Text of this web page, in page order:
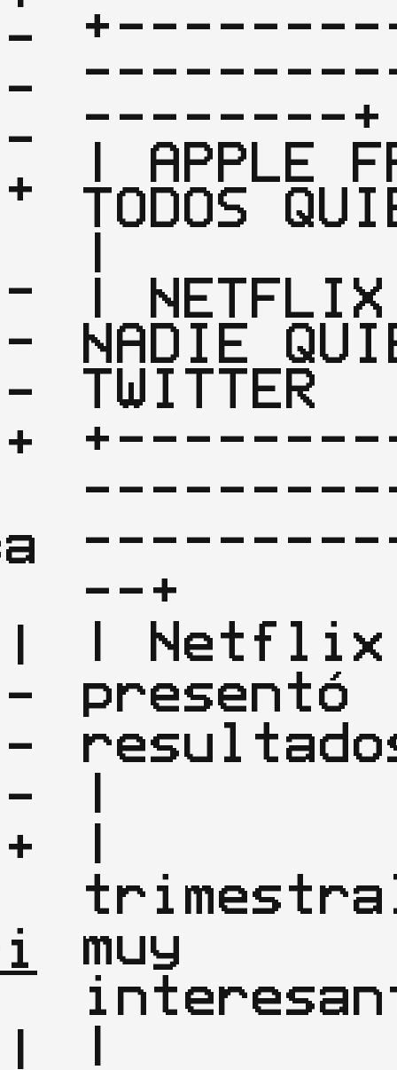
--------+
| APPLE
TODOS
|
NADIE
TWITTER
--+
| Netflix
presentó
muy